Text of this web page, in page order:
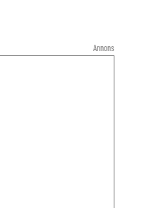
Annons